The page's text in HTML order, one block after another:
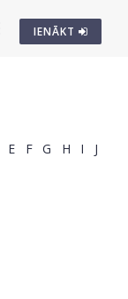
IENĀKT
E F G H I
J